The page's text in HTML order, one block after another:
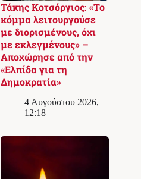
Τάκης Κοτσόργιος: «Το
κόμμα λειτουργούσε
με διορισμένους, όχι
με εκλεγμένους» –
Αποχώρησε από την
«Ελπίδα για τη
Δημοκρατία»
4 Αυγούστου 2026,
12:18